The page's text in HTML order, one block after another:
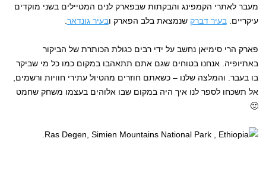
מעבר לאתרי הקמפינג והבקתות שבפארק לנים המטיילים בשני מוקדים
עיקריים.בעיר דברק שנמצאת בלב הפארק ובעיר גונדאר
פארק הרי סימיאן נחשב על ידי רבים כגולת הכותרת של הביקור
באתיופיה. אנחנו בטוחים שגם אתם תתאהבו במקום כמו כל מי שביקר
בו בעבר. והמלצה שלנו – כשאתם חוזרים מהטיול עתירי חוויות ורשמים,
אל תשכחו לספר לנו איך היה במקום שבו אלוהים בעצמו משחק שחמט
🙂